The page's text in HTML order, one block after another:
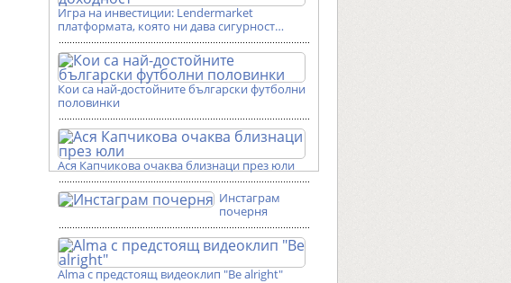
Игра на инвестиции: Lendermarket
платформата, която ни дава сигурност…
Кои са най-достойните български футболни
половинки
Ася Капчикова очаква близнаци през юли
Инстаграм
почерня
Alma с предстоящ видеоклип "Be alright"